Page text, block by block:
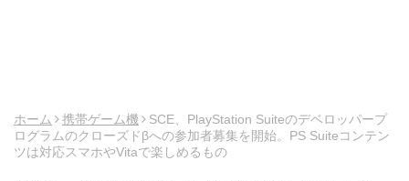
ホーム 携帯ゲーム機
SCE、PlayStation Suiteのデベロッパープ
ログラムのクローズドβへの参加者募集を開始。PS Suiteコンテン
ツは対応スマホやVitaで楽しめるもの